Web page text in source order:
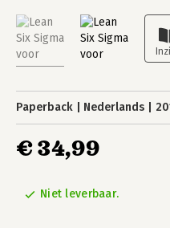
Paperback Nederlands
€ 34,99
Niet leverbaar.